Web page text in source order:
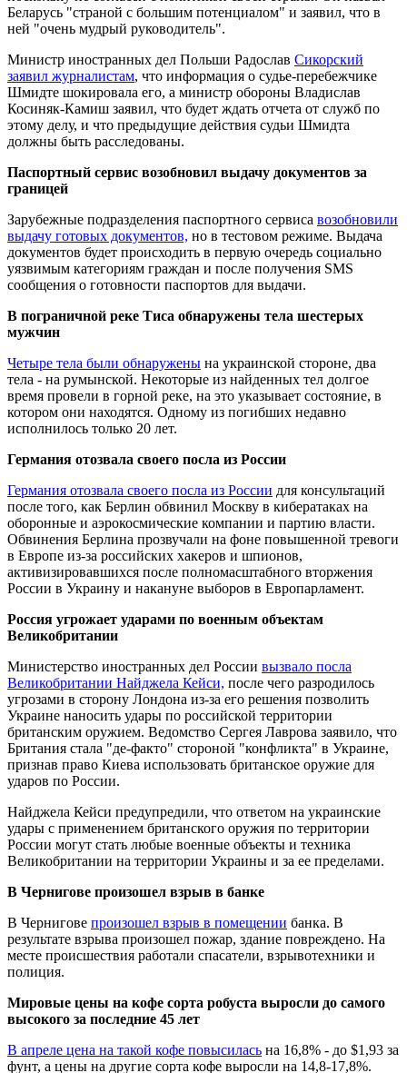
Беларусь "страной с большим потенциалом" и заявил, что в
ней "очень мудрый руководитель".
Министр иностранных дел Польши Радослав Сикорский
заявил журналистам, что информация о судье-перебежчике
Шмидте шокировала его, а министр обороны Владислав
Косиняк-Камиш заявил, что будет ждать отчета от служб по
этому делу, и что предыдущие действия судьи Шмидта
должны быть расследованы.
Паспортный сервис возобновил выдачу документов за
границей
Зарубежные подразделения паспортного сервиса возобновили
выдачу готовых документов, но в тестовом режиме. Выдача
документов будет происходить в первую очередь социально
уязвимым категориям граждан и после получения SMS
сообщения о готовности паспортов для выдачи.
В пограничной реке Тиса обнаружены тела шестерых
мужчин
Четыре тела были обнаружены на украинской стороне, два
тела - на румынской. Некоторые из найденных тел долгое
время провели в горной реке, на это указывает состояние, в
котором они находятся. Одному из погибших недавно
исполнилось только 20 лет.
Германия отозвала своего посла из России
Германия отозвала своего посла из России для консультаций
после того, как Берлин обвинил Москву в кибератаках на
оборонные и аэрокосмические компании и партию власти.
Обвинения Берлина прозвучали на фоне повышенной тревоги
в Европе из-за российских хакеров и шпионов,
активизировавшихся после полномасштабного вторжения
России в Украину и накануне выборов в Европарламент.
Россия угрожает ударами по военным объектам
Великобритании
Министерство иностранных дел России вызвало посла
Великобритании Найджела Кейси, после чего разродилось
угрозами в сторону Лондона из-за его решения позволить
Украине наносить удары по российской территории
британским оружием. Ведомство Сергея Лаврова заявило, что
Британия стала "де-факто" стороной "конфликта" в Украине,
признав право Киева использовать британское оружие для
ударов по России.
Найджела Кейси предупредили, что ответом на украинские
удары с применением британского оружия по территории
России могут стать любые военные объекты и техника
Великобритании на территории Украины и за ее пределами.
В Чернигове произошел взрыв в банке
В Чернигове произошел взрыв в помещении банка. В
результате взрыва произошел пожар, здание повреждено. На
месте происшествия работали спасатели, взрывотехники и
полиция.
Мировые цены на кофе сорта робуста выросли до самого
высокого за последние 45 лет
В апреле цена на такой кофе повысилась на 16,8% - до $1,93 за
фунт, а цены на другие сорта кофе выросли на 14,8-17,8%.